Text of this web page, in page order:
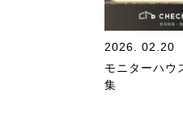
2026. 02.20
モニターハウ
集